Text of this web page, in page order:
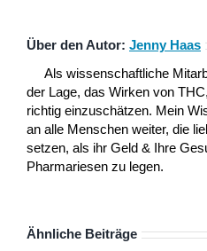
Über den Autor: Jenny Haas
Als wissenschaftliche
der Lage, das Wirken von
richtig einzuschätzen. Mein
an alle Menschen weiter, die
setzen, als ihr Geld & Ihre
Pharmariesen zu legen.
Ähnliche Beiträge